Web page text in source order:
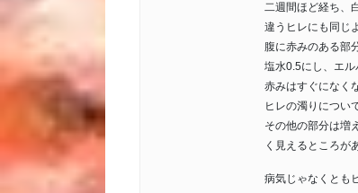
二週間ほど経ち、
違うヒレにも同じ
腹に赤みのある部
塩水0.5にし、エ
赤みはすぐになく
ヒレの濁りについ
その他の部分は増
く見えるところが
病気じゃなくとも